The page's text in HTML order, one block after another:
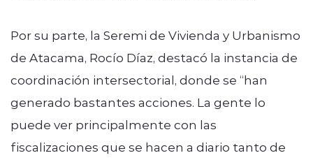
Por su parte, la Seremi de Vivienda y Urbanismo
de Atacama, Rocío Díaz, destacó la instancia de
coordinación intersectorial, donde se “han
generado bastantes acciones. La gente lo
puede ver principalmente con las
fiscalizaciones que se hacen a diario tanto de